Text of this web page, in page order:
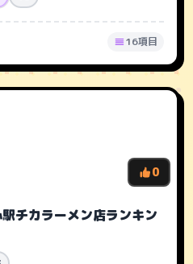
16項目
0
チカラーメン店ランキン